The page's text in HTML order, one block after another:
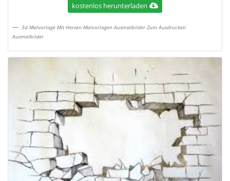
kostenlos herunterladen
3d Malvorlage Mit Herzen Malvorlagen Ausmalbilder Zum Ausdrucken
Ausmalbilder